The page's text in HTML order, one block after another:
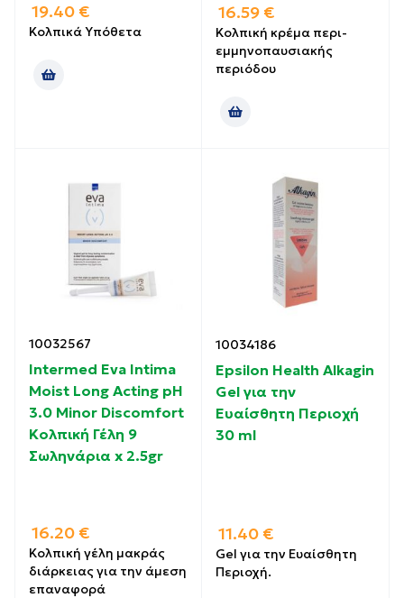
19.40 €
Κολπικά Υπόθετα
16.59 €
Κολπική κρέμα περι-
εμμηνοπαυσιακής
περιόδου
10032567
Intermed Eva Intima
Moist Long Acting pH
3.0 Minor Discomfort
Kολπική Γέλη 9
Σωληνάρια x 2.5gr
16.20 €
Κολπική γέλη μακράς
διάρκειας για την άμεση
επαναφορά
10034186
Epsilon Health Alkagin
Gel για την
Ευαίσθητη Περιοχή
30 ml
11.40 €
Gel για την Ευαίσθητη
Περιοχή.